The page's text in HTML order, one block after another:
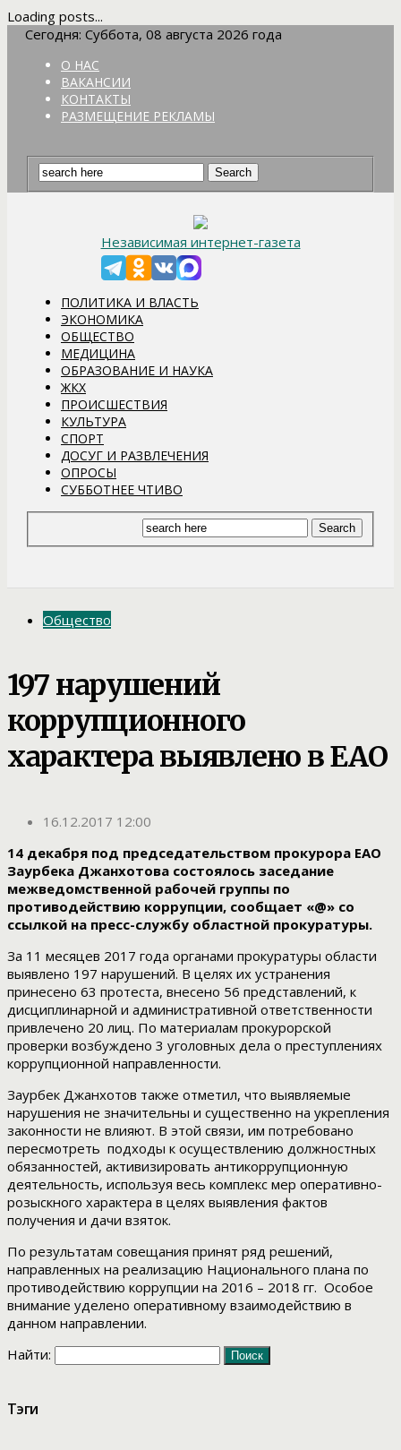
Loading posts...
Сегодня: Суббота, 08 августа 2026 года
О НАС
ВАКАНСИИ
КОНТАКТЫ
РАЗМЕЩЕНИЕ РЕКЛАМЫ
Независимая интернет-газета
ПОЛИТИКА И ВЛАСТЬ
ЭКОНОМИКА
ОБЩЕСТВО
МЕДИЦИНА
ОБРАЗОВАНИЕ И НАУКА
ЖКХ
ПРОИСШЕСТВИЯ
КУЛЬТУРА
СПОРТ
ДОСУГ И РАЗВЛЕЧЕНИЯ
ОПРОСЫ
СУББОТНЕЕ ЧТИВО
Общество
197 нарушений
коррупционного
характера выявлено в ЕАО
16.12.2017 12:00
14 декабря под председательством прокурора ЕАО
Заурбека Джанхотова состоялось заседание
межведомственной рабочей группы по
противодействию коррупции, сообщает «@» со
ссылкой на пресс-службу областной прокуратуры.
За 11 месяцев 2017 года органами прокуратуры области
выявлено 197 нарушений. В целях их устранения
принесено 63 протеста, внесено 56 представлений, к
дисциплинарной и административной ответственности
привлечено 20 лиц. По материалам прокурорской
проверки возбуждено 3 уголовных дела о преступлениях
коррупционной направленности.
Заурбек Джанхотов также отметил, что выявляемые
нарушения не значительны и существенно на укрепления
законности не влияют. В этой связи, им потребовано
пересмотреть подходы к осуществлению должностных
обязанностей, активизировать антикоррупционную
деятельность, используя весь комплекс мер оперативно-
розыскного характера в целях выявления фактов
получения и дачи взяток.
По результатам совещания принят ряд решений,
направленных на реализацию Национального плана по
противодействию коррупции на 2016 – 2018 гг. Особое
внимание уделено оперативному взаимодействию в
данном направлении.
Найти:
Тэги